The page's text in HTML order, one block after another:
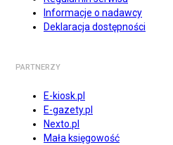
Informacje o nadawcy
Deklaracja dostępności
PARTNERZY
E-kiosk.pl
E-gazety.pl
Nexto.pl
Mała księgowość